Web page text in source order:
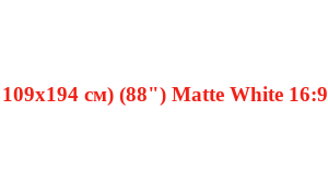
см) (88") Matte White 16:9